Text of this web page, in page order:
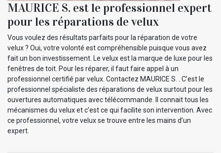
MAURICE S. est le professionnel expert
pour les réparations de velux
Vous voulez des résultats parfaits pour la réparation de votre
velux ? Oui, votre volonté est compréhensible puisque vous avez
fait un bon investissement. Le velux est la marque de luxe pour les
fenêtres de toit. Pour les réparer, il faut faire appel à un
professionnel certifié par velux. Contactez MAURICE S. . C’est le
professionnel spécialiste des réparations de velux surtout pour les
ouvertures automatiques avec télécommande. Il connait tous les
mécanismes du velux et c’est ce qui facilite son intervention. Avec
ce professionnel, votre velux se trouve entre les mains d’un
expert.